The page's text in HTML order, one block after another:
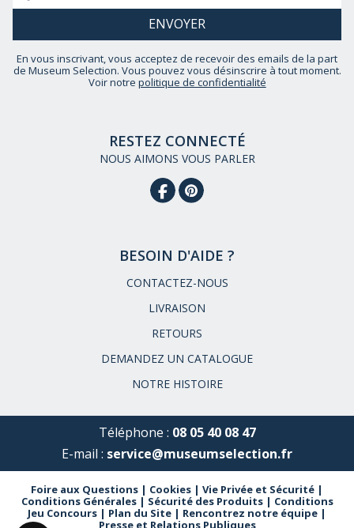
En vous inscrivant, vous acceptez de recevoir des emails de la part
de Museum Selection. Vous pouvez vous désinscrire à tout moment.
Voir notre politique de confidentialité
RESTEZ CONNECTÉ
NOUS AIMONS VOUS PARLER
BESOIN D'AIDE ?
CONTACTEZ-NOUS
LIVRAISON
RETOURS
DEMANDEZ UN CATALOGUE
NOTRE HISTOIRE
Téléphone : 08 05 40 08 47
E-mail : service@museumselection.fr
Foire aux Questions | Cookies | Vie Privée et Sécurité |
Conditions Générales| Sécurité des Produits| Conditions
Jeu Concours | Plan du Site | Rencontrez notre équipe |
Presse et Relations Publiques